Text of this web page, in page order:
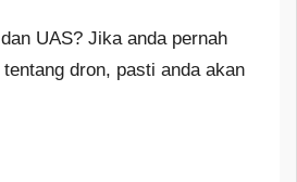
UAS? Jika anda pernah
dron, pasti anda akan